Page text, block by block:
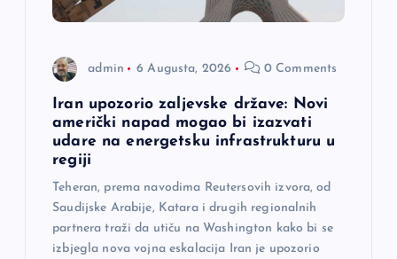
admin 6 Augusta, 2026 0 Comments
Iran upozorio zaljevske države: Novi
američki napad mogao bi izazvati
udare na energetsku infrastrukturu u
regiji
Teheran, prema navodima Reutersovih izvora, od
Saudijske Arabije, Katara i drugih regionalnih
partnera traži da utiču na Washington kako bi se
izbjegla nova vojna eskalacija Iran je upozorio